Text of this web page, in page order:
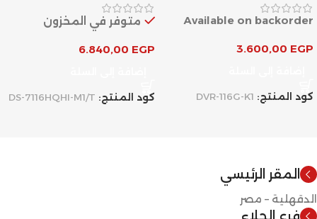
Available on backorder
3.600,00 EGP
كود المنتج: DVR-116G-K1
متوفر في المخزون
6.840,00 EGP
كود المنتج: DS-7116HQHI-M1/T
المقر الرئيسي
الدقهلية – مصر